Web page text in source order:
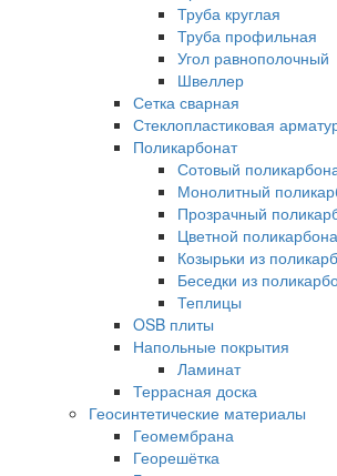
Труба круглая
Труба профильная
Угол равнополочный
Швеллер
Сетка сварная
Стеклопластиковая
Поликарбонат
Сотовый
Монолитный
Прозрачный
Цветной
Козырьки из
Беседки из
Теплицы
OSB плиты
Напольные покрытия
Ламинат
Террасная доска
Геосинтетические материалы
Геомембрана
Георешётка